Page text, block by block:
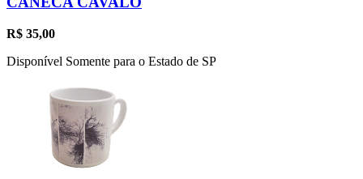
R$ 35,00
Disponível Somente para o Estado de SP